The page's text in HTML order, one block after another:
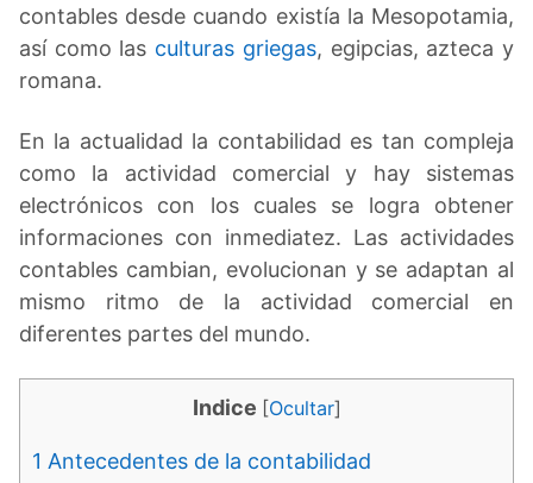
contables desde cuando existía la Mesopotamia,
así como las culturas griegas, egipcias, azteca y
romana.
En la actualidad la contabilidad es tan compleja
como la actividad comercial y hay sistemas
electrónicos con los cuales se logra obtener
informaciones con inmediatez. Las actividades
contables cambian, evolucionan y se adaptan al
mismo ritmo de la actividad comercial en
diferentes partes del mundo.
Indice [Ocultar]
1 Antecedentes de la contabilidad